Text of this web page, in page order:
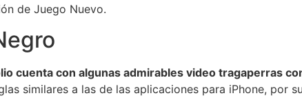
de Juego Nuevo.
cuenta con algunas admirables video tragaperras
similares a las de las aplicaciones para iPhone, por